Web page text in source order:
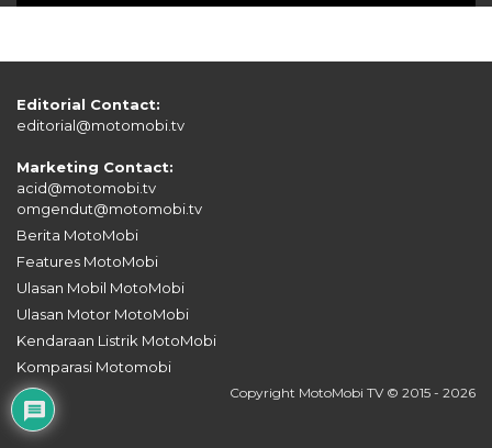
Editorial Contact:
editorial@motomobi.tv
Marketing Contact:
acid@motomobi.tv
omgendut@motomobi.tv
Berita MotoMobi
Features MotoMobi
Ulasan Mobil MotoMobi
Ulasan Motor MotoMobi
Kendaraan Listrik MotoMobi
Komparasi Motomobi
Copyright MotoMobi TV © 2015 - 2026